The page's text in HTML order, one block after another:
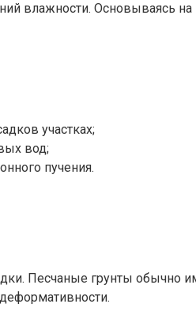
влажности. Основываясь на
участках;
вод;
пучения.
Песчаные грунты